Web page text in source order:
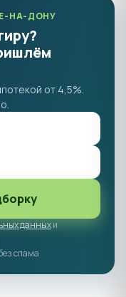
НА-ДОНУ
от 4,5%.
данныхи
спама